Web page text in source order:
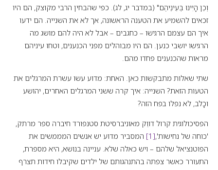
וְכֵן הָיִינוּ בְּעֵינֵיהֶם" (במדבר יג, לג). כפי שהבחין הרבי מקוצק, הם היו
זכאים להשמיע את הטענה הראשונה, אך לא את השנייה. הם ידעו
איך הם עצמם הרגישו – כחגבים – אבל לא היה להם מושג מה
הרגישו יושבי כנען. הם היו מבוהלים מפני הכנענים, וטחו עיניהם
מראות שהכנענים פחדו מהם.
שתי שאלות מתבקשות כאן. האחת: מדוע עשו עשרת המרגלים את
הטעות הזאת? השנייה: איך קרה ששני המרגלים האחרים, יהושע
וכָלב, לא נפלו בפח הזה?
הפסיכולוגית קרול דווֵק מאוניברסיטת סטנפורד חיברה ספר מרתק,
'כוחה של נחישות',[1]
המסביר מדוע יש אנשים המממשים את
הפוטנציאל שלהם – ויש כאלה שלא. עניינה בנושא, היא מספרת,
התעורר כאשר צפתה בהתנהגותם של ילדים שקיבלו חידות תצרף